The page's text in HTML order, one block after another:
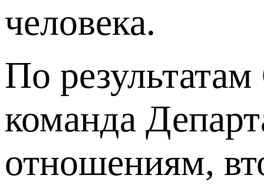
человека.
По
команда
отношениям,